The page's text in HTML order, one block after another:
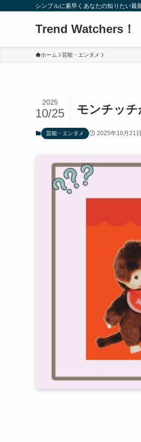
シンプルに素早くあなたの知りたい最
Trend Watchers！
ホーム 芸能・エンタメ
モンチッチ
2025
10/25
芸能・エンタメ 2025年10月21日